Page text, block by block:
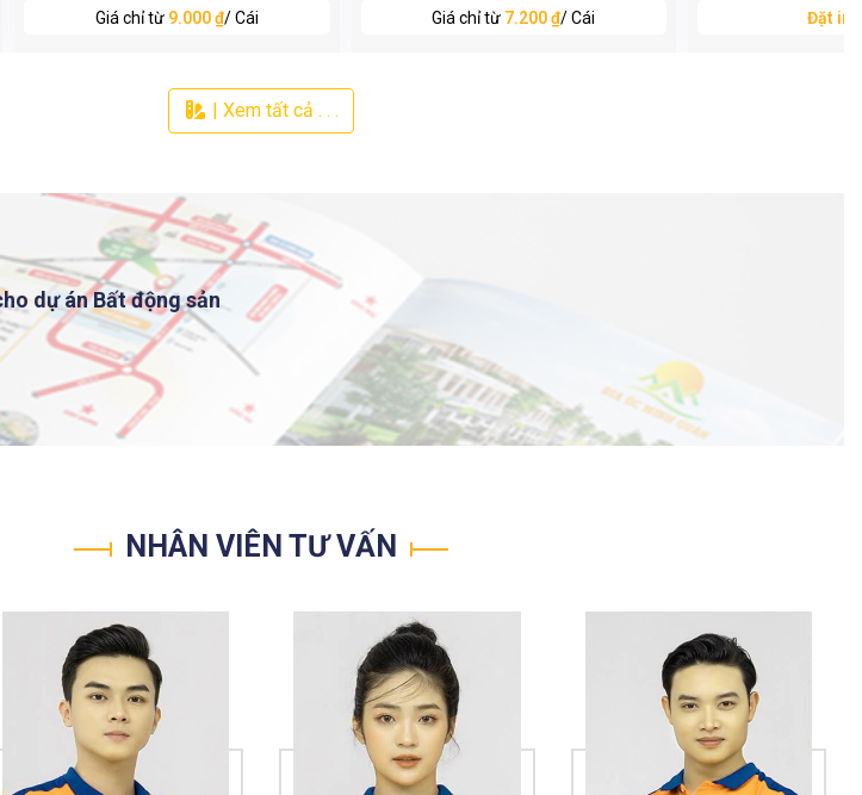
Giá chỉ từ 9.000 ₫/ Cái Giá chỉ từ 7.200 ₫/ Cái Đặt in
| Xem tất cả . . .
kế và in ấn Sơ đồ phân lô cho dự án Bất động sản
NHÂN VIÊN TƯ VẤN